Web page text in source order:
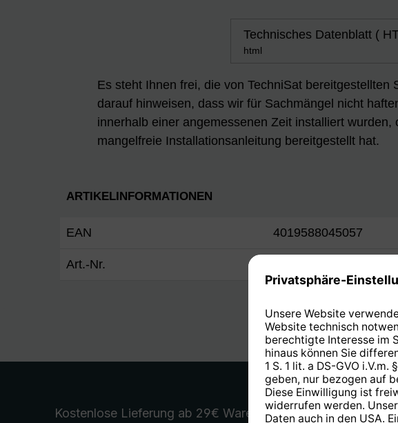
Technisches Datenblatt (
html
Es steht Ihnen frei, die von TechniSat
darauf hinweisen, dass wir für Sachmängel nicht
innerhalb einer angemessenen Zeit installiert
mangelfreie Installationsanleitung bereitgestellt hat.
ARTIKELINFORMATIONEN
EAN 4019588045057
Art.-Nr.
Kostenlose Lieferung ab 29€ Warenwert 14